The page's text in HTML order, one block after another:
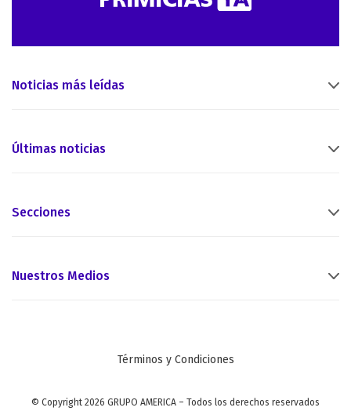
Noticias más leídas
Últimas noticias
Secciones
Nuestros Medios
Términos y Condiciones
© Copyright 2026 GRUPO AMERICA – Todos los derechos reservados